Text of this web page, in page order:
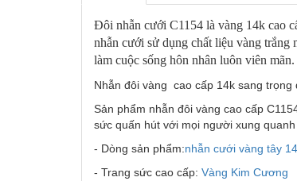
Đôi nhẫn cưới C1154 là vàng 14k cao
nhẫn cưới sử dụng chất liệu vàng
làm cuộc sống hôn nhân luôn viên mãn.
Nhẫn đôi vàng cao cấp 14k sang
Sản phẩm nhẫn đôi vàng cao cấp
sức quấn hút với mọi người xung
- Dòng sản phẩm:nhẫn cưới vàng tây
- Trang sức cao cấp: Vàng Kim Cương